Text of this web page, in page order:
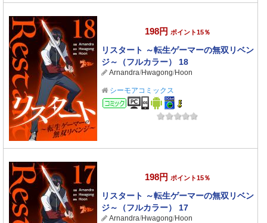
198円 ポイント15％
リスタート ～転生ゲーマーの無双リベン
ジ～（フルカラー） 18
Arnandra/Hwagong/Hoon
シーモアコミックス
コミック
198円 ポイント15％
リスタート ～転生ゲーマーの無双リベン
ジ～（フルカラー） 17
Arnandra/Hwagong/Hoon